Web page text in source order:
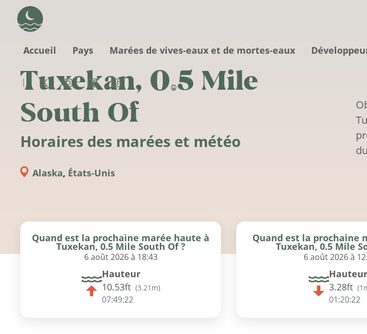
Accueil
Pays Marées de vives-eaux et de mortes-eaux
Tuxekan, 0.5 Mile
South Of
Horaires des marées et météo
Alaska, États-Unis
Quand est la prochaine marée haute à
Tuxekan, 0.5 Mile South Of ?
6 août 2026 à 18:43
Hauteur
10.53ft (3.21m)
07:49:21
Quand est la prochaine
Tuxekan, 0.5 Mile
6 août 2026 à
Hauteur
3.28ft (
01:20:21